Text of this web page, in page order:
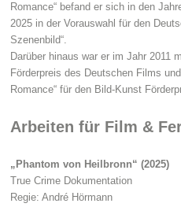
Romance“ befand er sich in den
2025 in der Vorauswahl für den
Szenenbild“.
Darüber hinaus war er im Jahr 2011
Förderpreis des Deutschen Films
Romance“ für den Bild-Kunst
Arbeiten für Film &
„Phantom von Heilbronn“ (2025)
True Crime Dokumentation
Regie: André Hörmann